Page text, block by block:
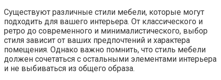
Существуют различные стили мебели, которые могут
подходить для вашего интерьера. От классического и
ретро до современного и минималистического, выбор
стиля зависит от ваших предпочтений и характера
помещения. Однако важно помнить, что стиль мебели
должен сочетаться с остальными элементами интерьера
и не выбиваться из общего образа.